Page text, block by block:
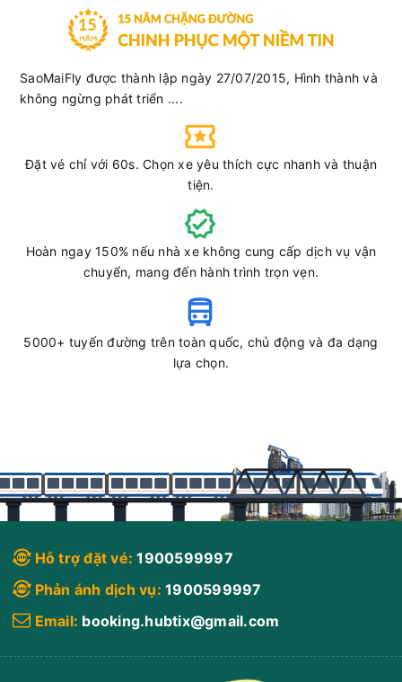
SaoMaiFly được thành lập ngày 27/07/2015, Hình thành và
không ngừng phát triển ....
Đặt vé chỉ với 60s. Chọn xe yêu thích cực nhanh và thuận
tiện.
Hoàn ngay 150% nếu nhà xe không cung cấp dịch vụ vận
chuyển, mang đến hành trình trọn vẹn.
5000+ tuyến đường trên toàn quốc, chủ động và đa dạng
lựa chọn.
Hỗ trợ đặt vé: 1900599997
Phản ánh dịch vụ: 1900599997
Email: booking.hubtix@gmail.com